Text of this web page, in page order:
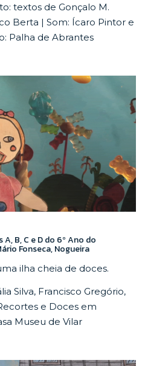
textos de Gonçalo M.
Berta | Som: Ícaro Pintor e
Palha de Abrantes
B, C e D do 6º Ano do
Fonseca, Nogueira
ilha cheia de doces.
Silva, Francisco Gregório,
e Doces em
Museu de Vilar